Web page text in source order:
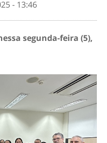
- 13:46
segunda-feira (5),